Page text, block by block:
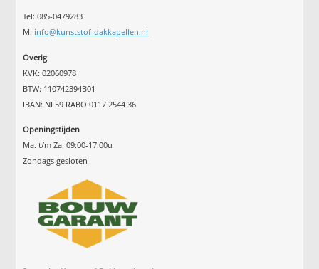
Tel: 085-0479283
M: info@kunststof-dakkapellen.nl
Overig
KVK: 02060978
BTW: 110742394B01
IBAN: NL59 RABO 0117 2544 36
Openingstijden
Ma. t/m Za. 09:00-17:00u
Zondags gesloten